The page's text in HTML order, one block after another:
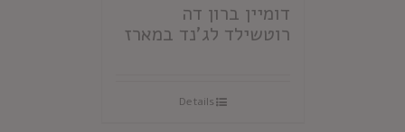
דומיין ברון דה
רוטשילד לג'נד במארז
Details